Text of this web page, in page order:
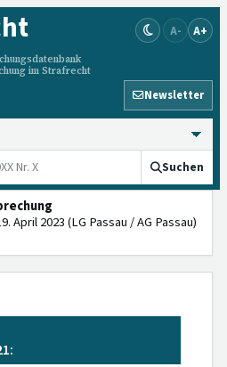
im Strafrecht
A- A+
Newsletter
Suchen
April 2023 (LG Passau / AG Passau)